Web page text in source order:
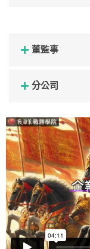
董監事
分公司